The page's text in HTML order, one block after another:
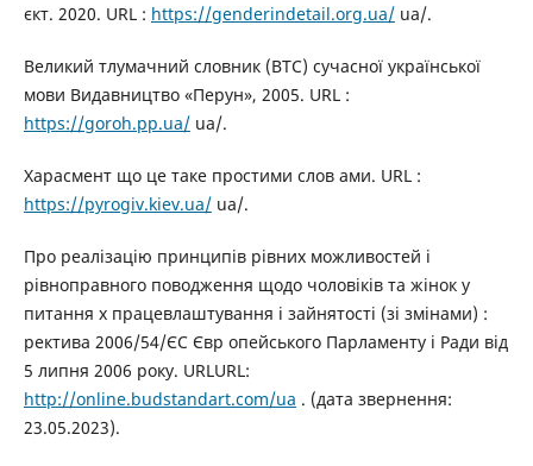
єкт. 2020. URL : https://genderindetail.org.ua/ua/.
Великий тлумачний словник (ВТС) сучасної української
мови Видавництво «Перун», 2005. URL :
https://goroh.pp.ua/ua/.
Харасмент що це таке простими слов ами. URL :
https://pyrogiv.kiev.ua/ua/.
Про реалізацію принципів рівних можливостей і
рівноправного поводження щодо чоловіків та жінок у
питання х працевлаштування і зайнятості (зі змінами) :
ректива 2006/54/ЄС Євр опейського Парламенту і Ради від
5 липня 2006 року. URLURL:
http://online.budstandart.com/ua . (дата звернення:
23.05.2023).